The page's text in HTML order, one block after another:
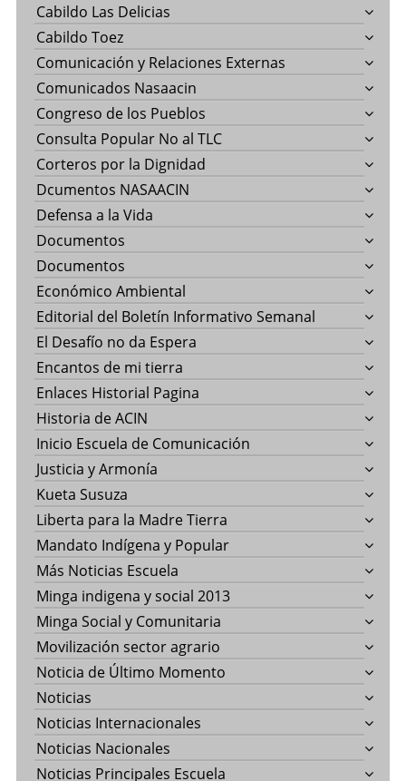
Cabildo Las Delicias
Cabildo Toez
Comunicación y Relaciones Externas
Comunicados Nasaacin
Congreso de los Pueblos
Consulta Popular No al TLC
Corteros por la Dignidad
Dcumentos NASAACIN
Defensa a la Vida
Documentos
Documentos
Económico Ambiental
Editorial del Boletín Informativo Semanal
El Desafío no da Espera
Encantos de mi tierra
Enlaces Historial Pagina
Historia de ACIN
Inicio Escuela de Comunicación
Justicia y Armonía
Kueta Susuza
Liberta para la Madre Tierra
Mandato Indígena y Popular
Más Noticias Escuela
Minga indigena y social 2013
Minga Social y Comunitaria
Movilización sector agrario
Noticia de Último Momento
Noticias
Noticias Internacionales
Noticias Nacionales
Noticias Principales Escuela